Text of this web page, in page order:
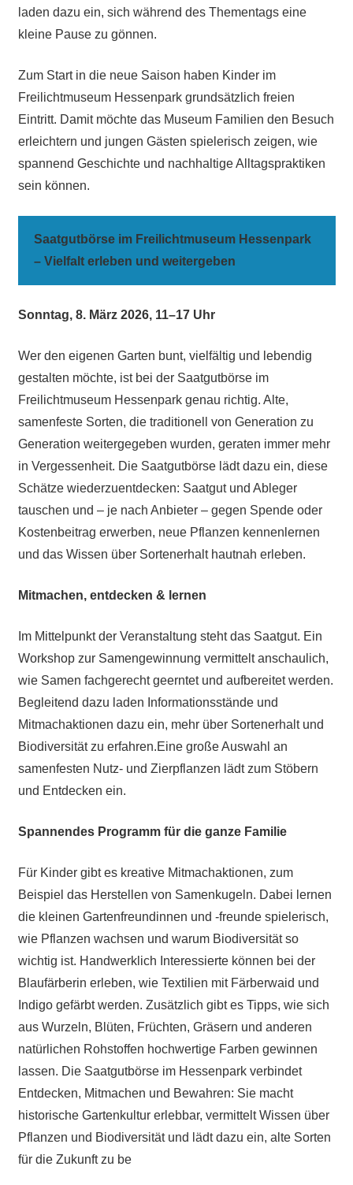
laden dazu ein, sich während des Thementags eine
kleine Pause zu gönnen.
Zum Start in die neue Saison haben Kinder im
Freilichtmuseum Hessenpark grundsätzlich freien
Eintritt. Damit möchte das Museum Familien den Besuch
erleichtern und jungen Gästen spielerisch zeigen, wie
spannend Geschichte und nachhaltige Alltagspraktiken
sein können.
Saatgutbörse im Freilichtmuseum Hessenpark
– Vielfalt erleben und weitergeben
Sonntag, 8. März 2026, 11–17 Uhr
Wer den eigenen Garten bunt, vielfältig und lebendig
gestalten möchte, ist bei der Saatgutbörse im
Freilichtmuseum Hessenpark genau richtig. Alte,
samenfeste Sorten, die traditionell von Generation zu
Generation weitergegeben wurden, geraten immer mehr
in Vergessenheit. Die Saatgutbörse lädt dazu ein, diese
Schätze wiederzuentdecken: Saatgut und Ableger
tauschen und – je nach Anbieter – gegen Spende oder
Kostenbeitrag erwerben, neue Pflanzen kennenlernen
und das Wissen über Sortenerhalt hautnah erleben.
Mitmachen, entdecken & lernen
Im Mittelpunkt der Veranstaltung steht das Saatgut. Ein
Workshop zur Samengewinnung vermittelt anschaulich,
wie Samen fachgerecht geerntet und aufbereitet werden.
Begleitend dazu laden Informationsstände und
Mitmachaktionen dazu ein, mehr über Sortenerhalt und
Biodiversität zu erfahren.Eine große Auswahl an
samenfesten Nutz- und Zierpflanzen lädt zum Stöbern
und Entdecken ein.
Spannendes Programm für die ganze Familie
Für Kinder gibt es kreative Mitmachaktionen, zum
Beispiel das Herstellen von Samenkugeln. Dabei lernen
die kleinen Gartenfreundinnen und -freunde spielerisch,
wie Pflanzen wachsen und warum Biodiversität so
wichtig ist. Handwerklich Interessierte können bei der
Blaufärberin erleben, wie Textilien mit Färberwaid und
Indigo gefärbt werden. Zusätzlich gibt es Tipps, wie sich
aus Wurzeln, Blüten, Früchten, Gräsern und anderen
natürlichen Rohstoffen hochwertige Farben gewinnen
lassen. Die Saatgutbörse im Hessenpark verbindet
Entdecken, Mitmachen und Bewahren: Sie macht
historische Gartenkultur erlebbar, vermittelt Wissen über
Pflanzen und Biodiversität und lädt dazu ein, alte Sorten
für die Zukunft zu be